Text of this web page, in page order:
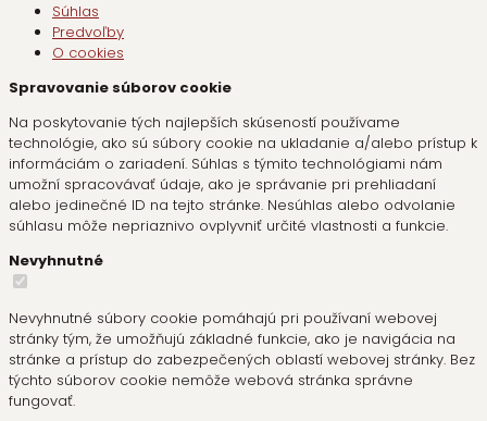
Súhlas
Predvoľby
O cookies
Spravovanie súborov cookie
Na poskytovanie tých najlepších skúseností používame
technológie, ako sú súbory cookie na ukladanie a/alebo prístup k
informáciám o zariadení. Súhlas s týmito technológiami nám
umožní spracovávať údaje, ako je správanie pri prehliadaní
alebo jedinečné ID na tejto stránke. Nesúhlas alebo odvolanie
súhlasu môže nepriaznivo ovplyvniť určité vlastnosti a funkcie.
Nevyhnutné
Nevyhnutné súbory cookie pomáhajú pri používaní webovej
stránky tým, že umožňujú základné funkcie, ako je navigácia na
stránke a prístup do zabezpečených oblastí webovej stránky. Bez
týchto súborov cookie nemôže webová stránka správne
fungovať.